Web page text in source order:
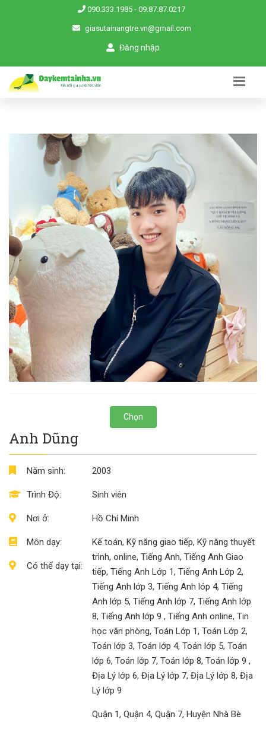
090.333.1985 - 09.87.87.0217
giasutainangtre.vn@gmail.com
Đăng nhập
Chọn
Anh Dũng
Năm sinh:
Trình Độ:
Nơi ở:
Môn dạy:
Có thể dạy tại:
2003
Sinh viên
Hồ Chí Minh
Kế toán, Kỹ năng giao tiếp, Kỹ năng thuyết
trình, online, Tiếng Anh, Tiếng Anh Giao
tiếp, Tiếng Anh Lớp 1, Tiếng Anh Lớp 2,
Tiếng Anh lớp 3, Tiếng Anh lóp 4, Tiếng
Anh lớp 5, Tiếng Anh lớp 7, Tiếng Anh lớp
8, Tiếng Anh lớp 9 , Tiếng Anh online, Tin
học văn phòng, Toán Lớp 1, Toán Lớp 2,
Toán lớp 3, Toán lớp 4, Toán lớp 5, Toán
lớp 6, Toán lớp 7, Toán lớp 8, Toán lớp 9 ,
Địa Lý lớp 6, Địa Lý lớp 7, Địa Lý lớp 8, Địa
Lý lớp 9
Quận 1, Quận 4, Quận 7, Huyện Nhà Bè